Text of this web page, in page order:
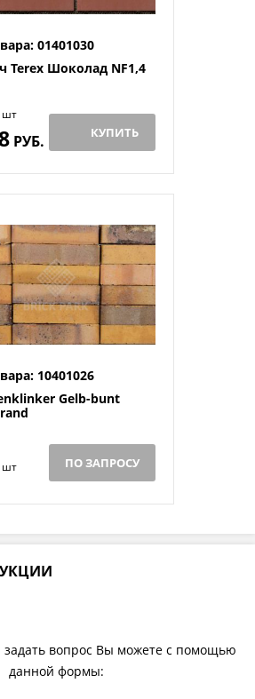
01401030
Terex Шоколад NF1,4
шт
РУБ. КУПИТЬ
10401026
Gelb-bunt
шт ПО ЗАПРОСУ
задать вопрос Вы можете с помощью
данной формы: